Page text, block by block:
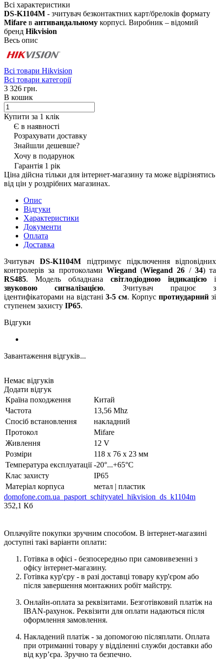
Всі характеристики
DS-K1104M - зчитувач безконтактних карт/брелоків формату
Mifare в антивандальному корпусі. Виробник – відомий
бренд Hikvision
Весь опис
Всі товари Hikvision
Всі товари категорії
3 326 грн.
В кошик
Купити за 1 клiк
Є в наявності
Розрахувати доставку
Знайшли дешевше?
Хочу в подарунок
Гарантія 1 рік
Ціна дійсна тільки для інтернет-магазину та може відрізнятись
від цін у роздрібних магазинах.
Опис
Відгуки
Характеристики
Документи
Оплата
Доставка
ЗчитувачDS-K1104M підтримує підключення відповідних
контролерів за протоколами Wiegand (Wiegand 26 / 34) та
RS485. Модель обладнана світлодіодною індикацією і
звуковоюсигналізацією. Зчитувач працює з
ідентифікаторами на відстані 3-5 см. Корпус протиударний зі
ступенем захисту IP65.
Відгуки
Завантаження відгуків...
Немає відгуків
Додати відгук
Країна походження
Китай
Частота
13,56 Mhz
Спосіб встановлення
накладний
Протокол
Mifare
Живлення
12 V
Розміри
118 x 76 x 23 мм
Температура експлуатації -20°...+65°C
Клас захисту
IP65
Матеріал корпуса
метал | пластик
domofone.com.ua_pasport_schityvatel_hikvision_ds_k1104m
352,1 Кб
Оплачуйте покупки зручним способом. В інтернет-магазині
доступні такі варіанти оплати:
Готівка в офісі - безпосередньо при самовивезенні з
офісу інтернет-магазину.
Готівка кур'єру - в разі доставці товару кур'єром або
після завершення монтажних робіт майстру.
Онлайн-оплата за реквізитами. Безготівковий платіж на
IBAN-рахунок. Реквізити для оплати надаються після
оформлення замовлення.
Накладений платіж - за допомогою післяплати. Оплата
при отриманні товару у відділенні служби доставки або
від кур’єра. Зручно та безпечно.